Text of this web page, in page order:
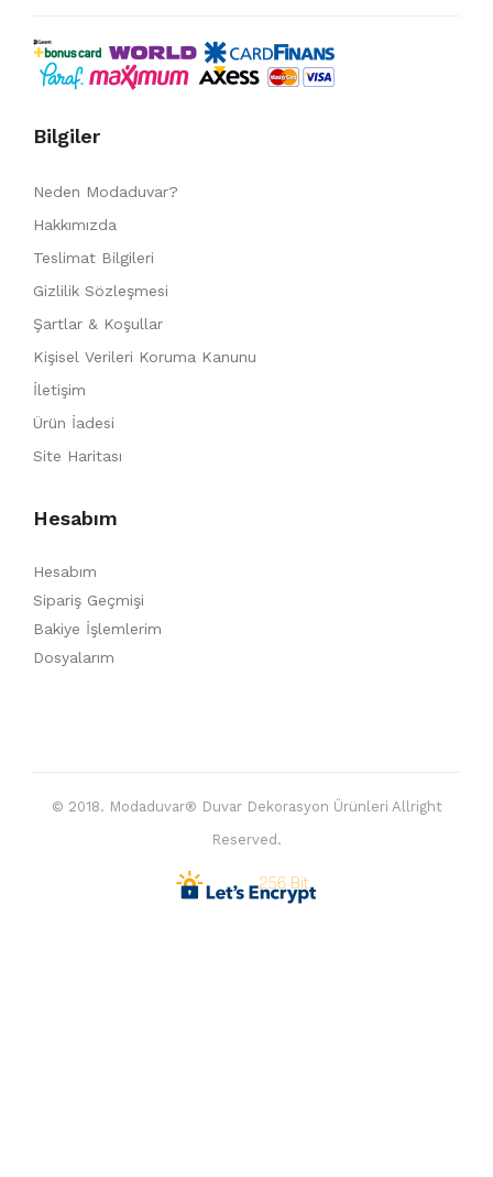
Bilgiler
Neden Modaduvar?
Hakkımızda
Teslimat Bilgileri
Gizlilik Sözleşmesi
Şartlar & Koşullar
Kişisel Verileri Koruma Kanunu
İletişim
Ürün İadesi
Site Haritası
Hesabım
Hesabım
Sipariş Geçmişi
Bakiye İşlemlerim
Dosyalarım
© 2018. Modaduvar® Duvar Dekorasyon Ürünleri Allright
Reserved.